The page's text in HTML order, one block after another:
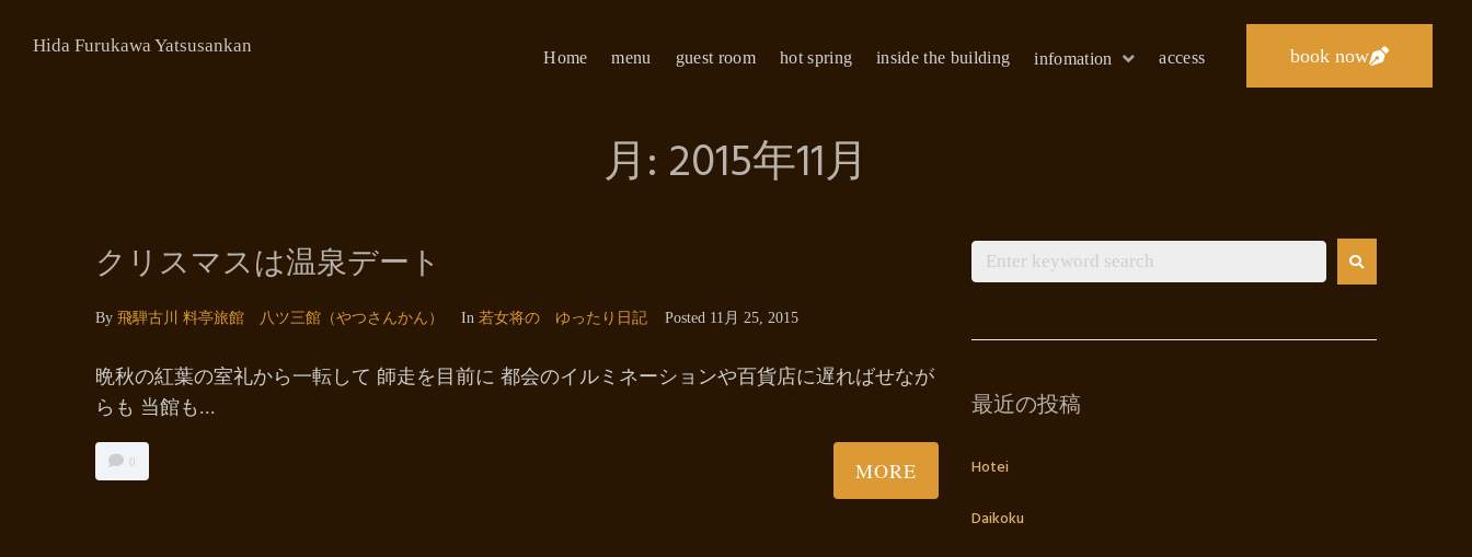
Hida Furukawa Yatsusankan
Home menu guest room hot spring inside the building infomation access book now
月: 2015年11月
クリスマスは温泉デート
By 飛騨古川 料亭旅館 八ツ三館（やつさんかん） In 若女将の ゆったり日記 Posted 11月 25, 2015
晩秋の紅葉の室礼から一転して 師走を目前に 都会のイルミネーションや百貨店に遅ればせなが
らも 当館も...
0 MORE
最近の投稿
Hotei
Daikoku